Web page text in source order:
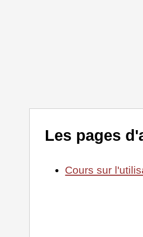
Les pages
Cours sur